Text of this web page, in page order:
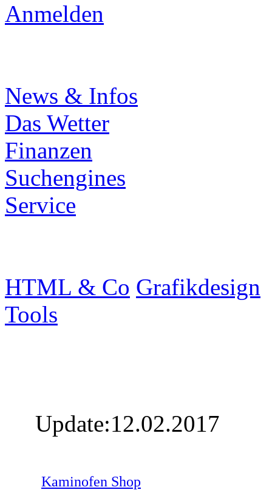
Anmelden
News & Infos
Das Wetter
Finanzen
Suchengines
Service
HTML & Co Grafikdesign
Tools
Update:12.02.2017
Kaminofen Shop